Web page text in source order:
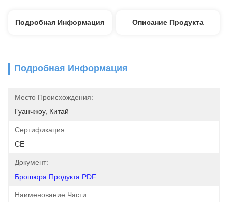
Подробная Информация Описание Продукта
Подробная Информация
Место Происхождения:
Гуанчжоу, Китай
Сертификация:
CE
Документ:
Брошюра Продукта PDF
Наименование Части: